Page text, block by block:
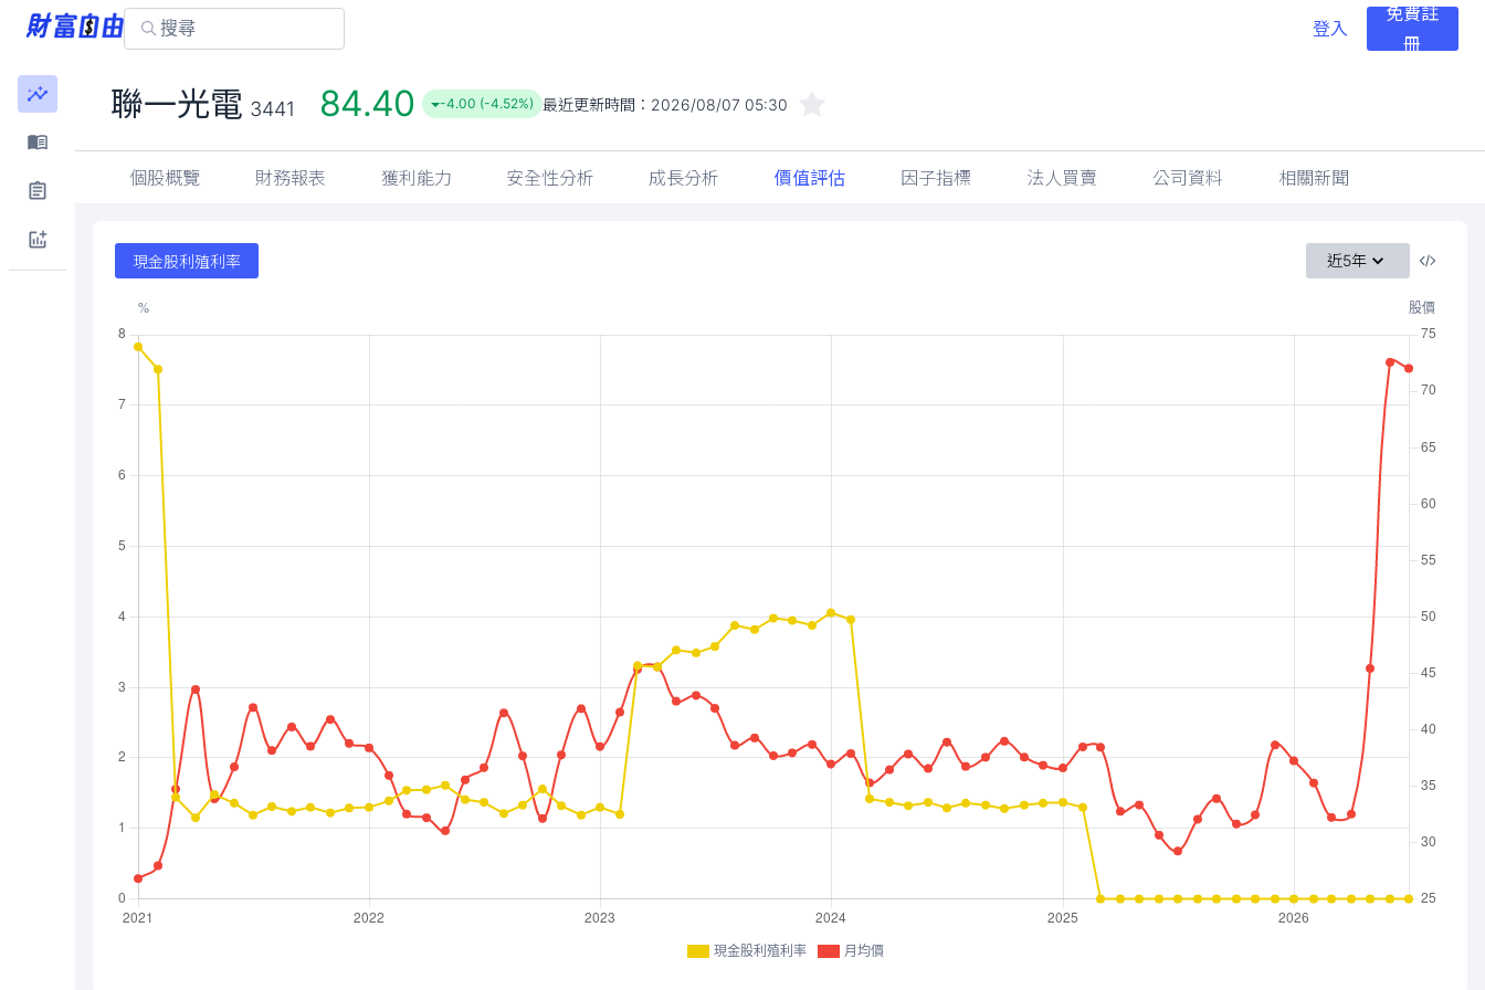
登入
免費註
冊
聯一光電 3441 84.40 -4.00 (-4.52%) 最近更新時間： 2026/08/07 05:30
個股概覽 財務報表 獲利能力 安全性分析 成長分析 價值評估 因子指標 法人買賣 公司資料 相關新聞
現金股利殖利率 近5年
現金股利殖利率 月均價